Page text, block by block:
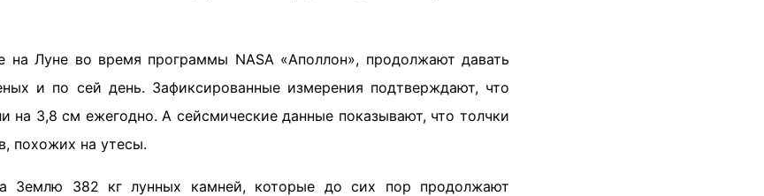
на Луне во время программы NASA «Аполлон», продолжают давать
и по сей день. Зафиксированные измерения подтверждают, что
на 3,8 см ежегодно. А сейсмические данные показывают, что толчки
похожих на утесы.
Землю 382 кг лунных камней, которые до сих пор продолжают